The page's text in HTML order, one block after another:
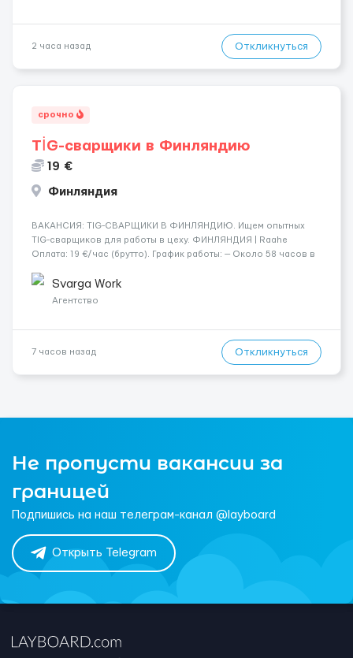
2 часа назад Откликнуться
срочно
TİG-сварщики в Финляндию
19 €
Финляндия
​​ВАКАНСИЯ: TIG-СВАРЩИКИ В ФИНЛЯНДИЮ. Ищем опытных
TIG-сварщиков для работы в цеху. ФИНЛЯНДИЯ | Raahe
Оплата: 19 €/час (брутто). График работы: — Около 58 часов в
переработки. Дата начала: — Как можно скорее....
Svarga Work
Агентство
7 часов назад Откликнуться
Не пропусти вакансии за
границей
Подпишись на наш телеграм-канал @layboard
Открыть Telegram